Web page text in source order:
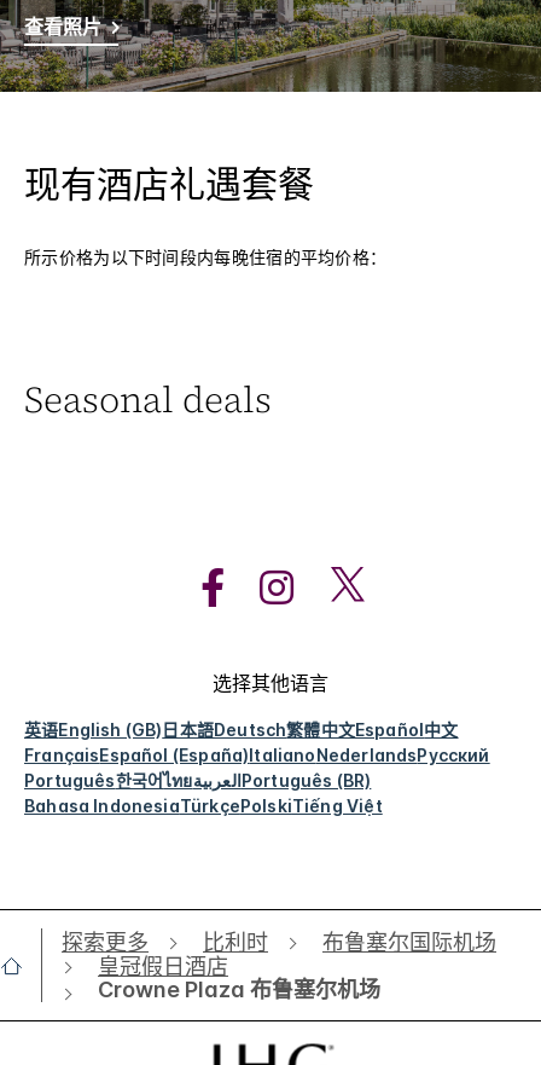
查看照片
现有酒店礼遇套餐
所示价格为以下时间段内每晚住宿的平均价格：
Seasonal deals
选择其他语言
英语English (GB)日本語Deutsch繁體中文Español中文
FrançaisEspañol (España)ItalianoNederlandsРусский
Português한국어ไทยالعربيةPortuguês (BR)
Bahasa IndonesiaTürkçePolskiTiếng Việt
探索更多 比利时
布鲁塞尔国际机场
皇冠假日酒店
Crowne Plaza 布鲁塞尔机场